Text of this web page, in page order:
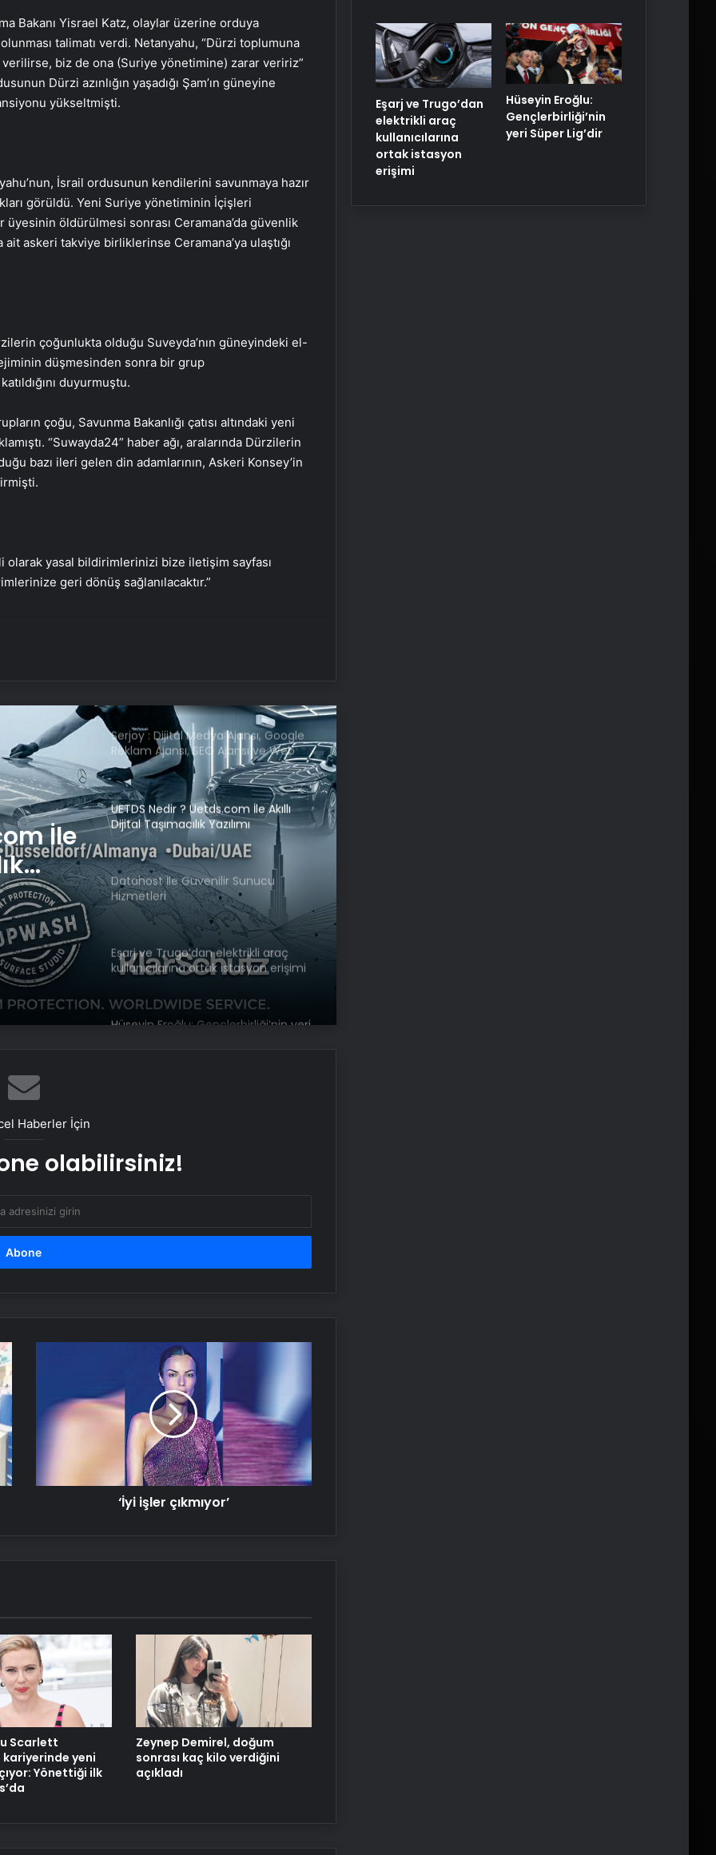
Bakanı Yisrael Katz, olaylar üzerine orduya
talimatı verdi. Netanyahu, “Dürzi toplumuna
biz de ona (Suriye yönetimine) zarar veririz”
Dürzi azınlığın yaşadığı Şam’ın güneyine
yükseltmişti.
İsrail ordusunun kendilerini savunmaya hazır
görüldü. Yeni Suriye yönetiminin İçişleri
üyesinin öldürülmesi sonrası Ceramana’da güvenlik
askeri takviye birliklerinse Ceramana’ya ulaştığı
çoğunlukta olduğu Suveyda’nın güneyindeki el-
düşmesinden sonra bir grup
duyurmuştu.
çoğu, Savunma Bakanlığı çatısı altındaki yeni
“Suwayda24” haber ağı, aralarında Dürzilerin
bazı ileri gelen din adamlarının, Askeri Konsey’in
olarak yasal bildirimlerinizi bize iletişim sayfası
geri dönüş sağlanılacaktır.”
İle
Yapay Zeka Zirvesi” başladı
doğrulaması” tavsiye ediliyor
Hayat kurtaran yerli elektroşok
genç zihinler TEKNOFEST’te yarışıyor
Tasarım Ajansı
UETDS Nedir ? Uetds.com İle Akıllı
Dijital Taşımacılık Yazılımı
Datahost İle Güvenilir Sunucu
Hizmetleri
Eşarj ve Trugo’dan elektrikli araç
kullanıcılarına ortak istasyon erişimi
Hüseyin Eroğlu: Gençlerbirliği’nin yeri
Serjoy : Dijital Medya Ajansı, Google
Reklam Ajansı, SEO Ajansı ve Web
Tasarım Ajansı
UETDS Nedir ? Uetds.com İle Akıllı
Dijital Taşımacılık Yazılımı
kullanıcılarına ortak istasyon erişimi
Hüseyin Eroğlu: Gençlerbirliği’nin yeri
Süper Lig’dir
Haberler İçin
olabilirsiniz!
‘İyi işler çıkmıyor’
Scarlett
yeni
Yönettiği ilk
Zeynep Demirel, doğum
sonrası kaç kilo verdiğini
açıkladı
Eşarj ve Trugo’dan
elektrikli araç
kullanıcılarına
ortak istasyon
erişimi
Hüseyin Eroğlu:
Gençlerbirliği’nin
yeri Süper Lig’dir